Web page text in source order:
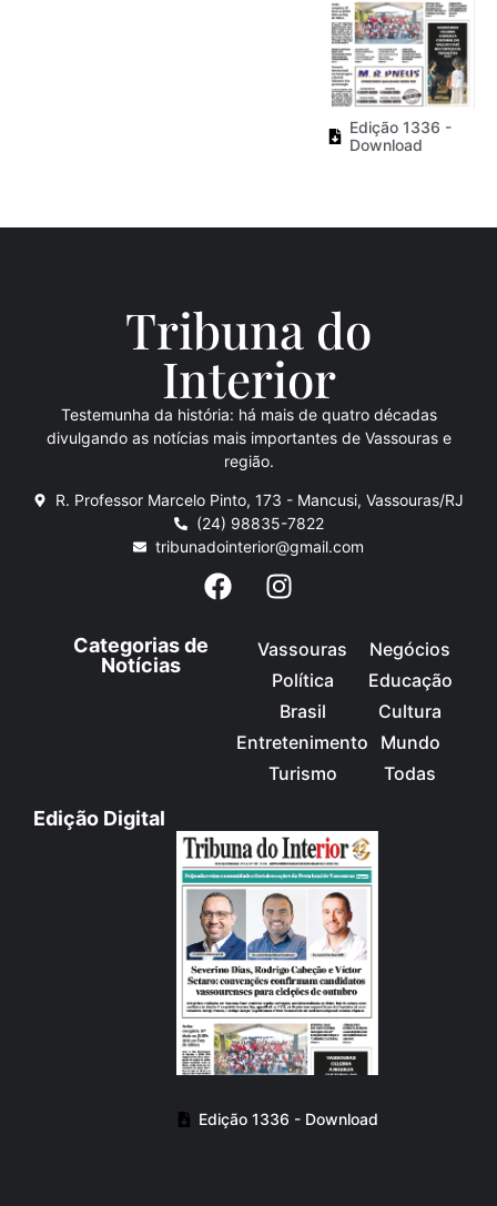
Edição 1336 -
Download
Tribuna do
Interior
Testemunha da história: há mais de quatro décadas
divulgando as notícias mais importantes de Vassouras e
região.
R. Professor Marcelo Pinto, 173 - Mancusi, Vassouras/RJ
(24) 98835-7822
tribunadointerior@gmail.com
Categorias de
Notícias
Vassouras
Política
Brasil
Entretenimento
Turismo
Negócios
Educação
Cultura
Mundo
Todas
Edição Digital
Edição 1336 - Download